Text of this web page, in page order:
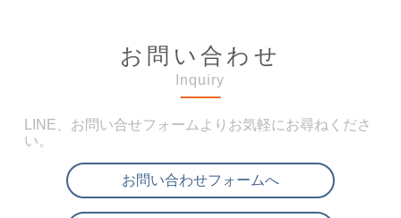
お問い合わせ
Inquiry
LINE、お問い合せフォームよりお気軽にお尋ねくださ
い。
お問い合わせフォームへ